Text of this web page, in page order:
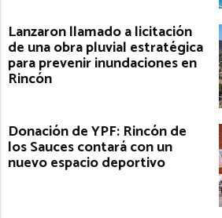
Lanzaron llamado a licitación
de una obra pluvial estratégica
para prevenir inundaciones en
Rincón
Donación de YPF: Rincón de
los Sauces contará con un
nuevo espacio deportivo